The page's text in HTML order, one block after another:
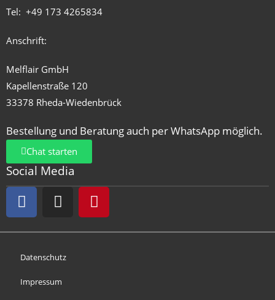
Tel: +49 173 4265834
Anschrift:
Melflair GmbH
Kapellenstraße 120
33378 Rheda-Wiedenbrück
Bestellung und Beratung auch per WhatsApp möglich.
Chat starten
Social Media
Datenschutz
Impressum